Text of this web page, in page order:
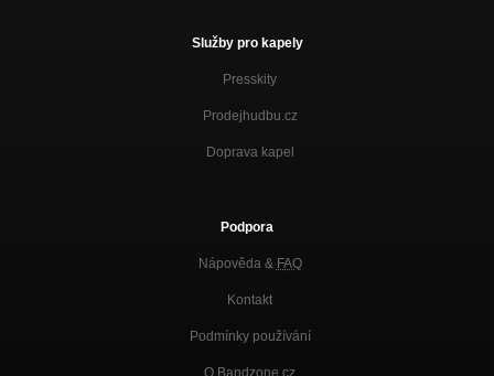
Služby pro kapely
Presskity
Prodejhudbu.cz
Doprava kapel
Podpora
Nápověda & FAQ
Kontakt
Podmínky používání